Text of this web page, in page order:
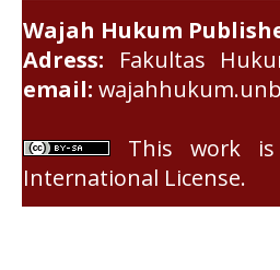
Wajah Hukum
Adress: Fakultas
email:
This work
International License.